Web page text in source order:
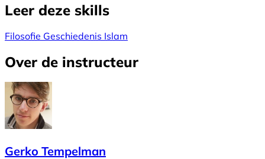
Leer deze skills
Filosofie Geschiedenis Islam
Over de instructeur
Gerko Tempelman